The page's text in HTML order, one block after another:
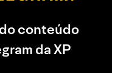
conteúdo
da XP